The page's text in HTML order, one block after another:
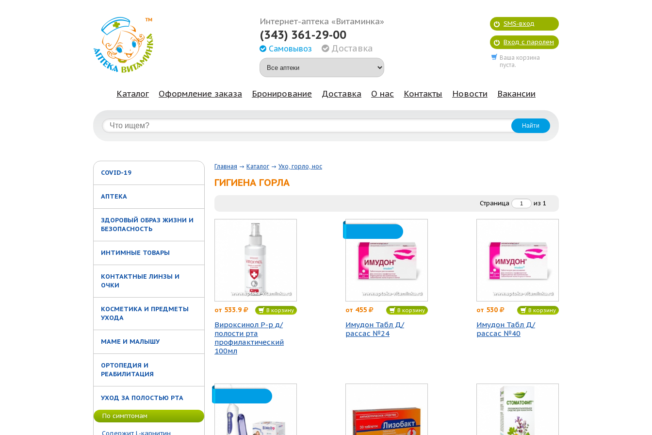
Интернет-аптека «Витаминка»
(343) 361-29-00
Самовывоз Доставка
SMS-вход
Вход с паролем
Ваша корзина
пуста.
Каталог Оформление заказа Бронирование Доставка О нас Контакты Новости Вакансии
COVID-19
АПТЕКА
ЗДОРОВЫЙ ОБРАЗ ЖИЗНИ И
БЕЗОПАСНОСТЬ
ИНТИМНЫЕ ТОВАРЫ
КОНТАКТНЫЕ ЛИНЗЫ И
ОЧКИ
КОСМЕТИКА И ПРЕДМЕТЫ
УХОДА
МАМЕ И МАЛЫШУ
ОРТОПЕДИЯ И
РЕАБИЛИТАЦИЯ
УХОД ЗА ПОЛОСТЬЮ РТА
По симптомам
Содержит L-карнитин
Главная Каталог Ухо, горло, нос
ГИГИЕНА ГОРЛА
Страница из 1
от 533.9 В корзину
Вироксинол Р-р д/
полости рта
профилактический
100мл
от 455 В корзину
Имудон Табл Д/
рассас №24
от 530 В корзину
Имудон Табл Д/
рассас №40